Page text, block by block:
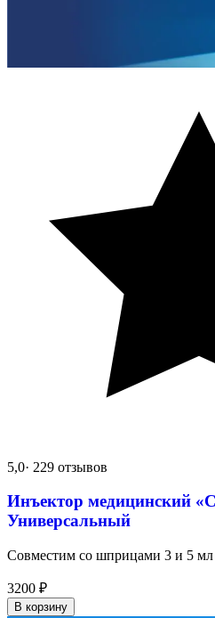
5,0· 229 отзывов
Инъектор медицинский
Универсальный
Совместим со шприцами 3 и 5
3200 ₽
В корзину